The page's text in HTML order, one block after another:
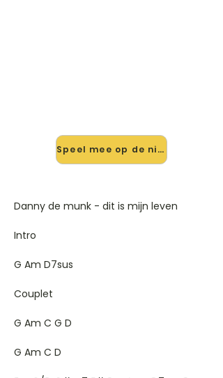
Speel mee op de nieuwe site →
Danny de munk - dit is mijn leven
Intro
G Am D7sus
Couplet
G Am C G D
G Am C D